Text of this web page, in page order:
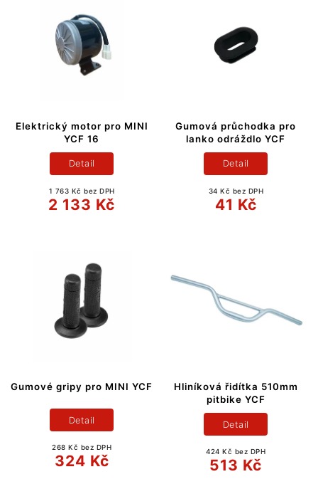
Elektrický motor pro MINI
YCF 16
1 763 Kč bez DPH
2 133 Kč
Detail
Gumová průchodka pro
lanko odráždlo YCF
34 Kč bez DPH
41 Kč
Detail
Gumové gripy pro MINI YCF
268 Kč bez DPH
324 Kč
Detail
Hliníková řidítka 510mm
pitbike YCF
424 Kč bez DPH
513 Kč
Detail